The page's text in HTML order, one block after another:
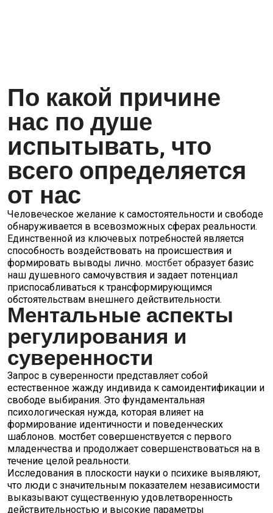
По какой причине
нас по душе
испытывать, что
всего определяется
от нас
Человеческое желание к самостоятельности и свободе
обнаруживается в всевозможных сферах реальности.
Единственной из ключевых потребностей является
способность воздействовать на происшествия и
формировать выводы лично. мостбет образует базис
наш душевного самочувствия и задает потенциал
приспосабливаться к трансформирующимся
обстоятельствам внешнего действительности.
Ментальные аспекты
регулирования и
суверенности
Запрос в суверенности представляет собой
естественное жажду индивида к самоидентификации и
свободе выбирания. Это фундаментальная
психологическая нужда, которая влияет на
формирование идентичности и поведенческих
шаблонов. мостбет совершенствуется с первого
младенчества и продолжает совершенствоваться на в
течение целой реальности.
Исследования в плоскости науки о психике выявляют,
что люди с значительным показателем независимости
выказывают существенную удовлетворенность
действительностью и высокие параметры